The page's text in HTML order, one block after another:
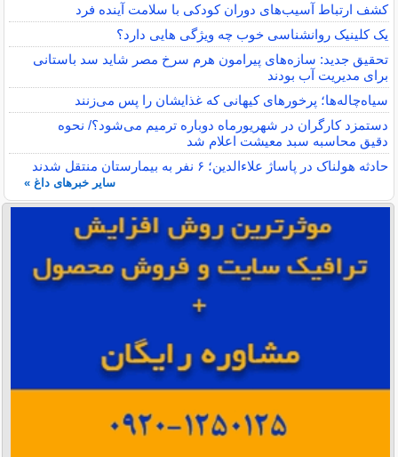
کشف ارتباط آسیب‌های دوران کودکی با سلامت آینده فرد
یک کلینیک روانشناسی خوب چه ویژگی هایی دارد؟
تحقیق جدید: سازه‌های پیرامون هرم سرخ مصر شاید سد باستانی
برای مدیریت آب بودند
سیاه‌چاله‌ها؛ پرخورهای کیهانی که غذایشان را پس می‌زنند
دستمزد کارگران در شهریورماه دوباره ترمیم می‌شود؟/ نحوه
دقیق محاسبه سبد معیشت اعلام شد
حادثه هولناک در پاساژ علاءالدین؛ ۶ نفر به بیمارستان منتقل شدند
سایر خبرهای داغ »